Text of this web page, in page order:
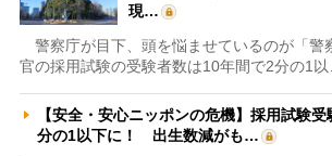
現…
警察庁が目下、頭を悩ませているのが「警
官の採用試験の受験者数は10年間で2分の1以
【安全・安心ニッポンの危機】採用試験
分の1以下に！ 出生数減がも…